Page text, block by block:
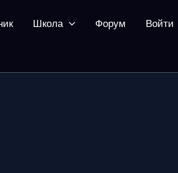
Школа Форум Войти